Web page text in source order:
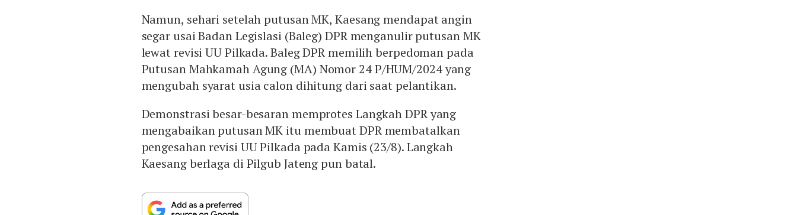
Namun, sehari setelah putusan MK, Kaesang mendapat angin
segar usai Badan Legislasi (Baleg) DPR menganulir putusan MK
lewat revisi UU Pilkada. Baleg DPR memilih berpedoman pada
Putusan Mahkamah Agung (MA) Nomor 24 P/HUM/2024 yang
mengubah syarat usia calon dihitung dari saat pelantikan.
Demonstrasi besar-besaran memprotes Langkah DPR yang
mengabaikan putusan MK itu membuat DPR membatalkan
pengesahan revisi UU Pilkada pada Kamis (23/8). Langkah
Kaesang berlaga di Pilgub Jateng pun batal.